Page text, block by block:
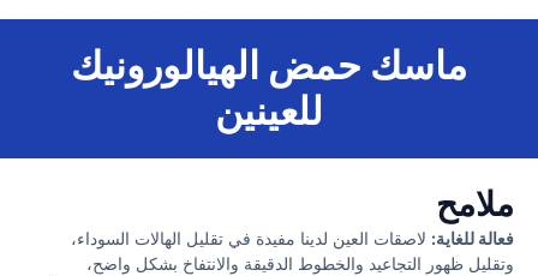
ماسك حمض الهيالورونيك
للعينين
ملامح
فعالة للغاية: لاصقات العين لدينا مفيدة في تقليل الهالات السوداء،
وتقليل ظهور التجاعيد والخطوط الدقيقة والانتفاخ بشكل واضح،